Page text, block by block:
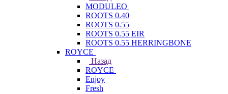
MODULEO
ROOTS 0.40
ROOTS 0.55
ROOTS 0.55 EIR
ROOTS 0.55 HERRINGBONE
ROYCE
Назад
ROYCE
Enjoy
Fresh